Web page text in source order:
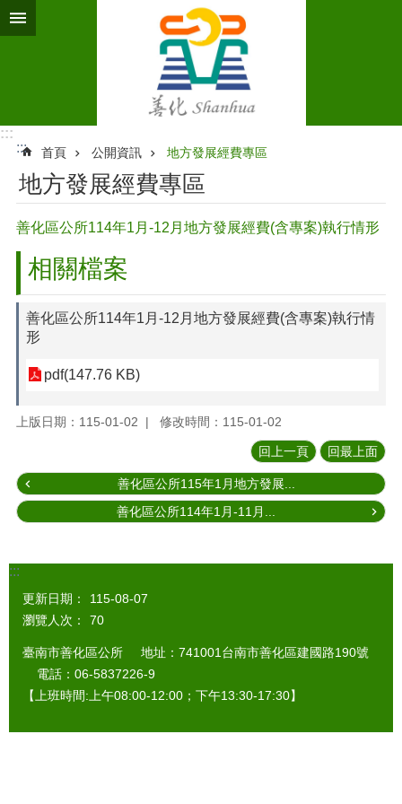
跳到主要內容區塊
:::
:::
首頁 公開資訊 地方發展經費專區
地方發展經費專區
善化區公所114年1月-12月地方發展經費(含專案)執行情形
相關檔案
善化區公所114年1月-12月地方發展經費(含專案)執行情
形
pdf(147.76 KB)
上版日期：115-01-02 修改時間：115-01-02
回上一頁 回最上面
善化區公所115年1月地方發展...
善化區公所114年1月-11月...
:::
更新日期：
115-08-07
瀏覽人次：
70
臺南市善化區公所 地址：741001台南市善化區建國路190號
電話：06-5837226-9
【上班時間:上午08:00-12:00；下午13:30-17:30】